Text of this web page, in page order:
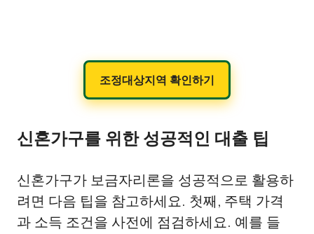
조정대상지역 확인하기
신혼가구를 위한 성공적인 대출 팁
신혼가구가 보금자리론을 성공적으로 활용하
려면 다음 팁을 참고하세요. 첫째, 주택 가격
과 소득 조건을 사전에 점검하세요. 예를 들